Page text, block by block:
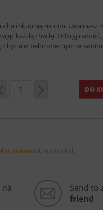
i skup się na nim. Uwalniasz
każdą chwilę. Odkryj radość,
bycia w pełni obecnym w
DO
kimmidol, kimmidoll.
Send to
friend